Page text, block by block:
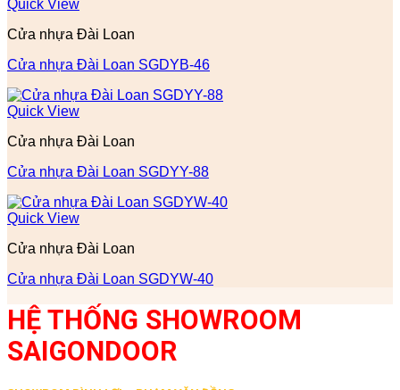
Quick View
Cửa nhựa Đài Loan
Cửa nhựa Đài Loan SGDYB-46
Quick View
Cửa nhựa Đài Loan
Cửa nhựa Đài Loan SGDYY-88
Quick View
Cửa nhựa Đài Loan
Cửa nhựa Đài Loan SGDYW-40
HỆ THỐNG SHOWROOM
SAIGONDOOR